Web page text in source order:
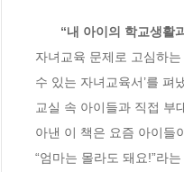
“내 아이의 학
자녀교육 문제로 고심하
수 있는 자녀교육서’를 펴
교실 속 아이들과 직접 부
아낸 이 책은 요즘 아이들
“엄마는 몰라도 돼요!”라